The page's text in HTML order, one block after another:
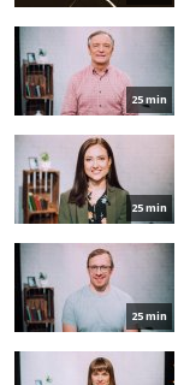
25 min
25 min
25 min